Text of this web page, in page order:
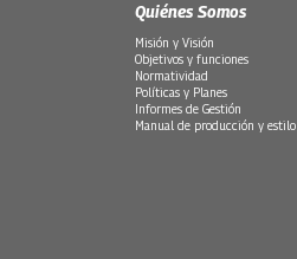
Quiénes Somos
Misión y Visión
Objetivos y funciones
Normatividad
Políticas y Planes
Informes de Gestión
Manual de producción y estilo